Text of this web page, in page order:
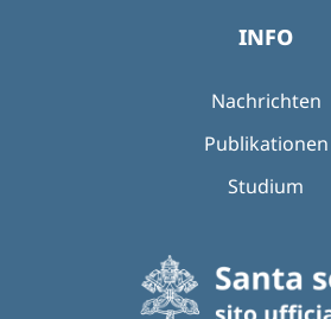
INFO
Nachrichten
Publikationen
Studium